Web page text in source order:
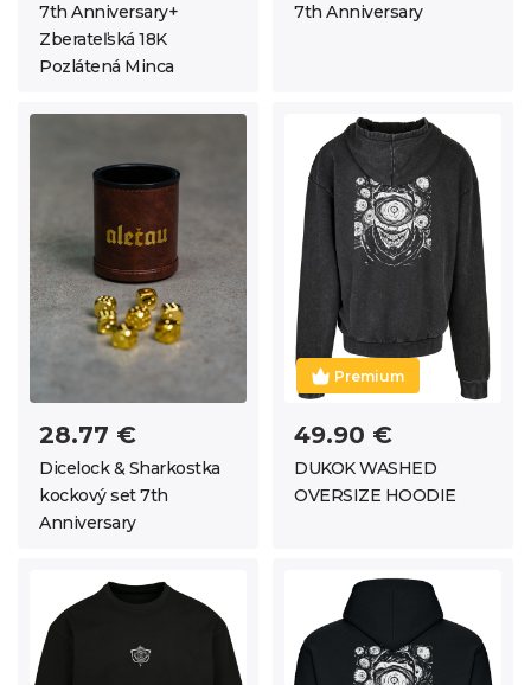
7th Anniversary+
Zberateľská 18K
Pozlátená Minca
7th Anniversary
28.77 €
Dicelock & Sharkostka
kockový set 7th
Anniversary
Premium
49.90 €
DUKOK WASHED
OVERSIZE HOODIE